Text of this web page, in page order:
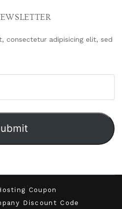
consectetur adipisicing elit, sed
Coupon
Discount Code